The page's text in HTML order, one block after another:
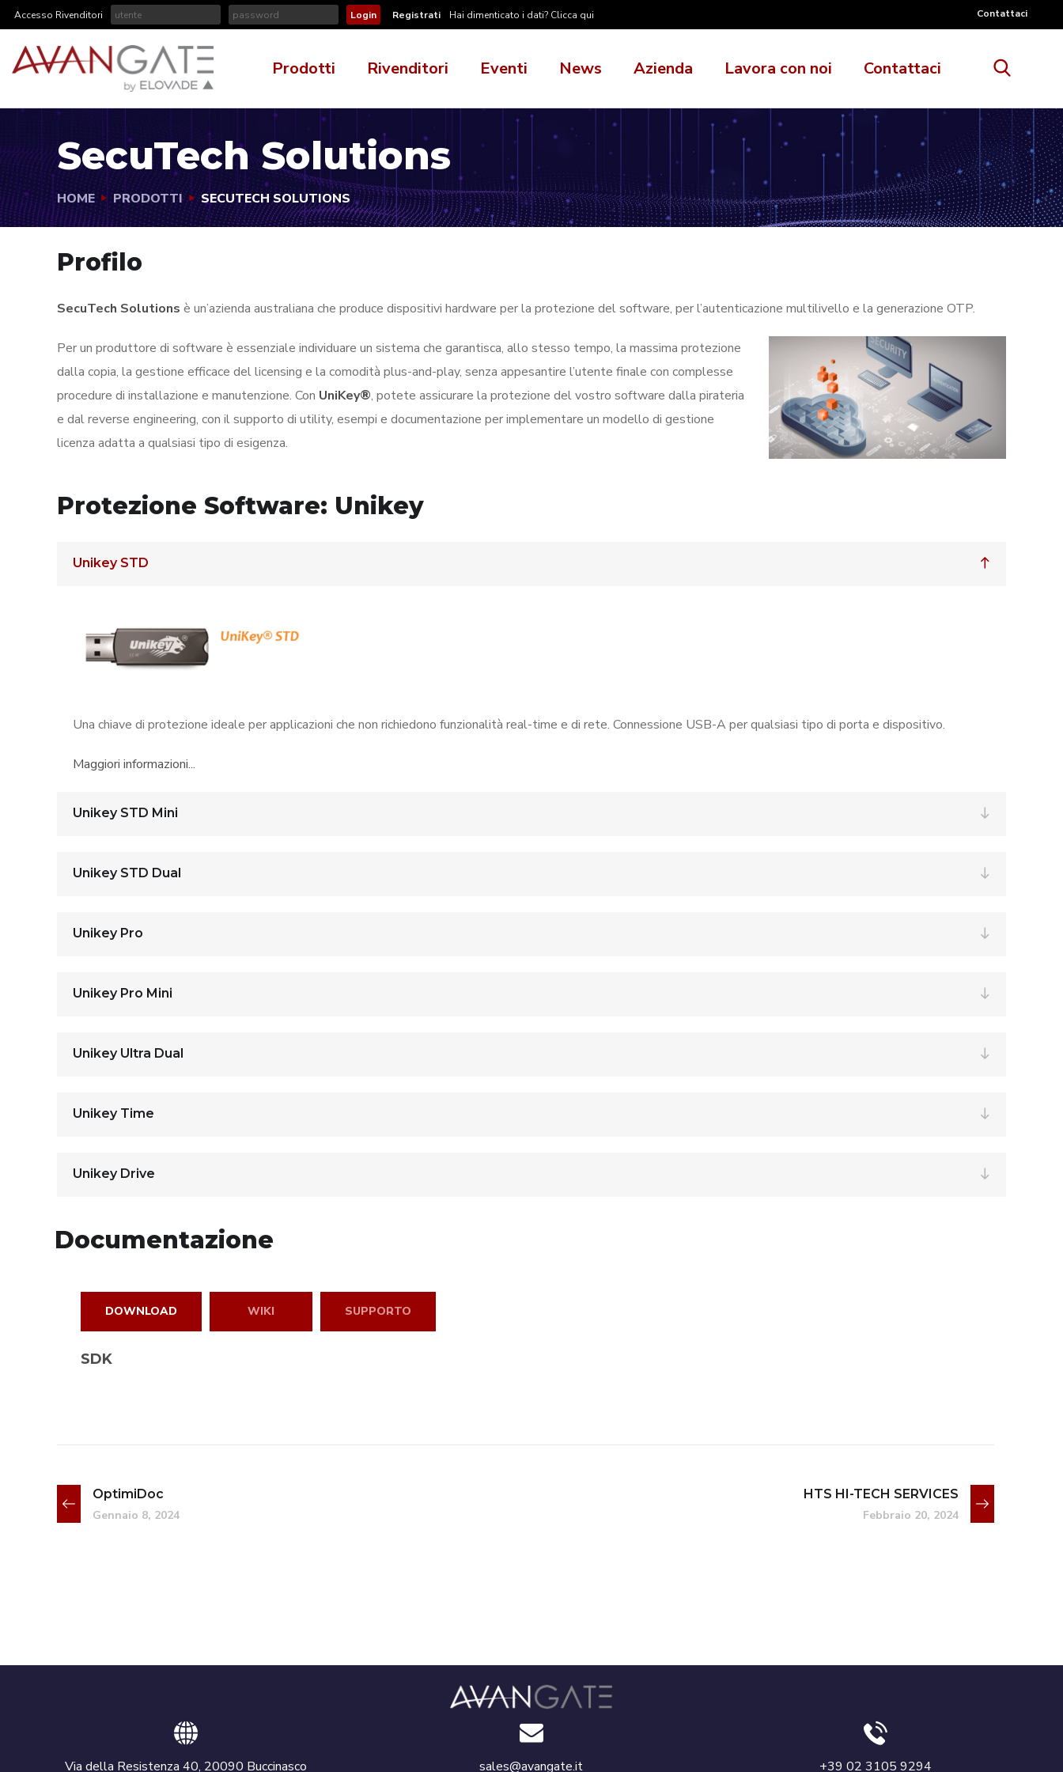
Accesso Rivenditori Registrati Hai dimenticato i dati? Clicca qui Contattaci
Prodotti Rivenditori Eventi News Azienda Lavora con noi Contattaci
SecuTech Solutions
HOME PRODOTTI SECUTECH SOLUTIONS
Profilo
SecuTech Solutions è un’azienda australiana che produce dispositivi hardware per la protezione del software, per l’autenticazione multilivello e la generazione OTP.
Per un produttore di software è essenziale individuare un sistema che garantisca, allo stesso tempo, la massima protezione
dalla copia, la gestione efficace del licensing e la comodità plus-and-play, senza appesantire l’utente finale con complesse
procedure di installazione e manutenzione. Con UniKey®, potete assicurare la protezione del vostro software dalla pirateria
e dal reverse engineering, con il supporto di utility, esempi e documentazione per implementare un modello di gestione
licenza adatta a qualsiasi tipo di esigenza.
Protezione Software: Unikey
Unikey STD
Una chiave di protezione ideale per applicazioni che non richiedono funzionalità real-time e di rete. Connessione USB-A per qualsiasi tipo di porta e dispositivo.
Maggiori informazioni...
Unikey STD Mini
Unikey STD Dual
Unikey Pro
Unikey Pro Mini
Unikey Ultra Dual
Unikey Time
Unikey Drive
Documentazione
DOWNLOAD WIKI SUPPORTO
SDK
OptimiDoc
Gennaio 8, 2024
HTS HI-TECH SERVICES
Febbraio 20, 2024
Via della Resistenza 40, 20090 Buccinasco sales@avangate.it +39 02 3105 9294